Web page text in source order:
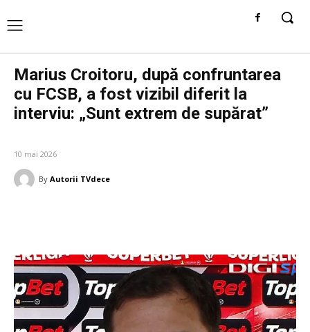
Marius Croitoru, după confruntarea
cu FCSB, a fost vizibil diferit la
interviu: „Sunt extrem de supărat”
10 mai 2026
By Autorii TVdece